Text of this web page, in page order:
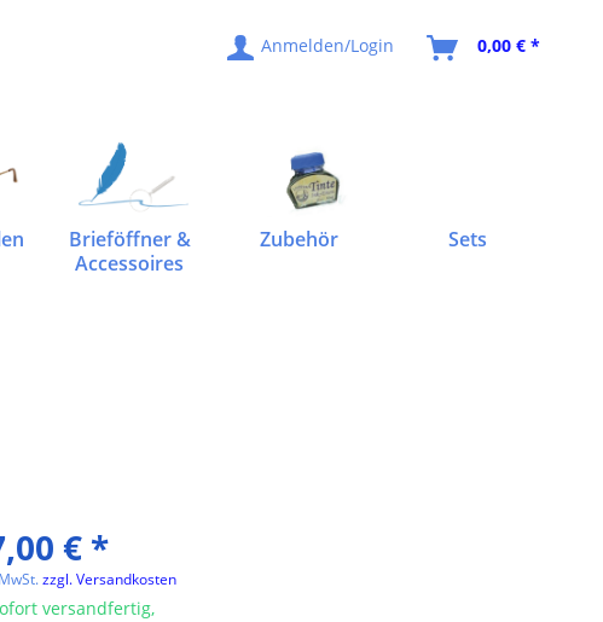
Anmelden/Login 0,00 € *
Brieföffner &
Accessoires
Zubehör Sets
€ *
zzgl. Versandkosten
versandfertig,